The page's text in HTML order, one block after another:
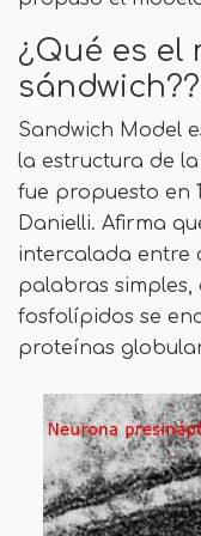
¿Qué es el
sándwich??
Sandwich Model
la estructura de
fue propuesto en
Danielli. Afirma
intercalada entre
palabras
fosfolípidos se
proteínas